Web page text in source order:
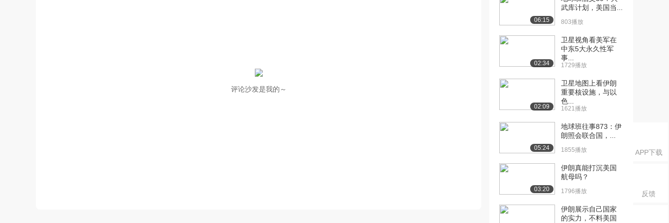
APP下载
反馈
评论沙发是我的～
06:15
武库计划，美国当...
803播放
02:34
卫星视角看美军在
中东5大永久性军
事...
1729播放
02:09
卫星地图上看伊朗
重要核设施，与以
色...
1621播放
05:24
地球班往事873：伊
朗照会联合国，...
1855播放
03:20
伊朗真能打沉美国
航母吗？
1796播放
伊朗展示自己国家
的实力，不料美国